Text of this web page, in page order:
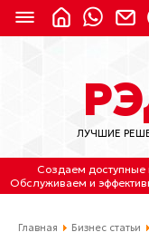
8
ЛУЧШИЕ
Создаем доступные
Обслуживаем и
Главная Бизнес статьи